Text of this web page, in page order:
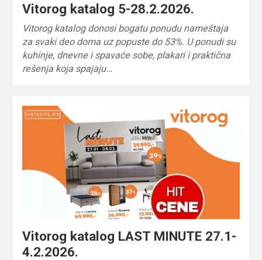
Vitorog katalog 5-28.2.2026.
Vitorog katalog donosi bogatu ponudu nameštaja
za svaki deo doma uz popuste do 53%. U ponudi su
kuhinje, dnevne i spavaće sobe, plakari i praktična
rešenja koja spajaju…
Vitorog katalog LAST MINUTE 27.1-
4.2.2026.